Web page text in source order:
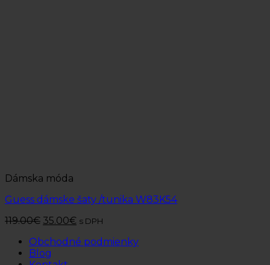
Dámska móda
Guess dámske šaty /tunika W83K54
119.00€ 35.00€ s DPH
Obchodné podmienky
Blog